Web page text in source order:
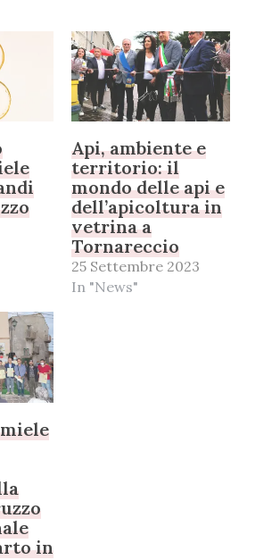
Api, ambiente e
territorio: il
mondo delle api e
dell’apicoltura in
vetrina a
Tornareccio
25 Settembre 2023
In "News"
in